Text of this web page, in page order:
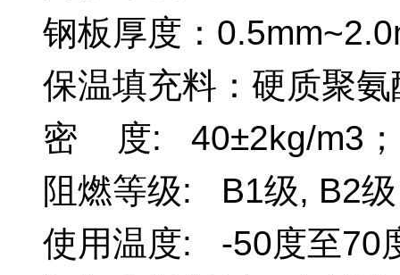
钢板厚度：
保温填充料：硬质聚
密 度: 40±2kg/m3；
阻燃等级: B1级, B2
使用温度: -50度至70